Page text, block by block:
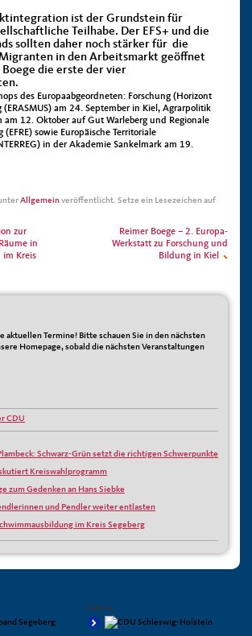
ist der Grundstein für
Teilhabe. Der EFS+ und die
sollten daher noch stärker für die
in den Arbeitsmarkt geöffnet
Boege die erste der vier
des Europaabgeordneten: Forschung (Horizont
am 24. September in Kiel, Agrarpolitik
am 12. Oktober auf Gut Warleberg und Regionale
sowie Europäische Territoriale
in der Akademie Sankelmark am 19.
Allgemeinveröffentlicht. Setze ein Lesezeichen auf
zur
in
im Kreis
Reimer Boege – 2. Europa-
Werkstatt zu Forschung und
Bildung in Kiel
aktuellen Termine! Bitte schauen Sie in den nächsten
Homepage, sobald die nächsten Veranstaltungen
Schwarz-Grün setzt die richtigen Schwerpunkte
Kreiswahlprogramm
zum Gedenken an Hans Siebke
und Pendler weiter entlasten
im Kreis Segeberg
Liste 2